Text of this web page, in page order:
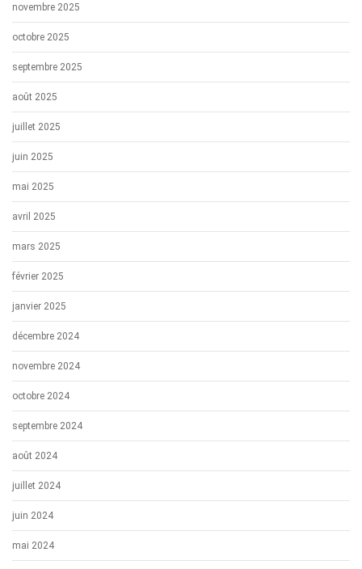
novembre 2025
octobre 2025
septembre 2025
août 2025
juillet 2025
juin 2025
mai 2025
avril 2025
mars 2025
février 2025
janvier 2025
décembre 2024
novembre 2024
octobre 2024
septembre 2024
août 2024
juillet 2024
juin 2024
mai 2024